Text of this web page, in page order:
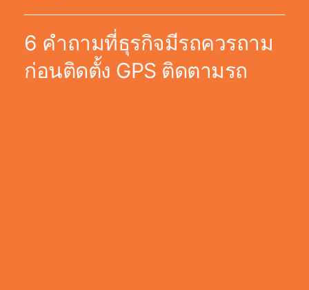
6 คำถามที่ธุรกิจมีรถควรถาม
ก่อนติดตั้ง GPS ติดตามรถ